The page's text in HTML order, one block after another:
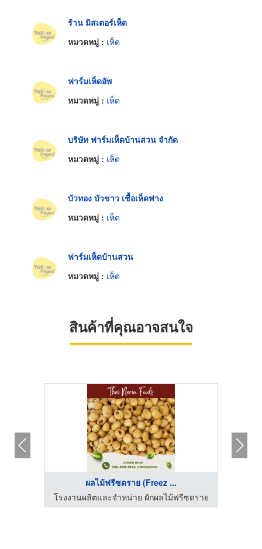
ร้าน มิสเตอร์เห็ด
หมวดหมู่ : เห็ด
ฟาร์มเห็ดอัพ
หมวดหมู่ : เห็ด
บริษัท ฟาร์มเห็ดบ้านสวน จำกัด
หมวดหมู่ : เห็ด
บัวทอง บัวขาว เชื้อเห็ดฟาง
หมวดหมู่ : เห็ด
ฟาร์มเห็ดบ้านสวน
หมวดหมู่ : เห็ด
สินค้าที่คุณอาจสนใจ
ผลไม้ฟรีซดราย (Freez ...
โรงงานผลิตและจำหน่าย ผักผลไม้ฟรีซดราย